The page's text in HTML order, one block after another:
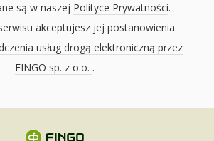
są w naszej Polityce Prywatności.
akceptujesz jej postanowienia.
usług drogą elektroniczną przez
FINGO sp. z o.o. .